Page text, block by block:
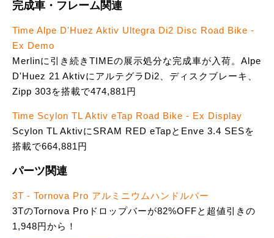
完成車・フレーム関連
Time Alpe D'Huez Aktiv Ultegra Di2 Disc Road Bike -
Ex Demo
Merlinに引き続きTIMEの展示処分な完成車が入荷。Alpe
D'Huez 21 AktivにアルテグラDi2、ディスクブレーキ、
Zipp 303を搭載で474,881円
Time Scylon TL Aktiv eTap Road Bike - Ex Display
Scylon TL AktivにSRAM RED eTapとEnve 3.4 SESを
搭載で664,881円
パーツ関連
3T - Tornova Pro アルミニウムハンドルバー
3TのTornova Proドロップバーが82%OFFと超値引きの
1,948円から！